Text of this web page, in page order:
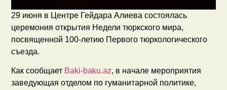
29 июня в Центре Гейдара Алиева состоялась
церемония открытия Недели тюркского мира,
посвященной 100-летию Первого тюркологического
съезда.
Как сообщает Baki-baku.az, в начале мероприятия
заведующая отделом по гуманитарной политике,